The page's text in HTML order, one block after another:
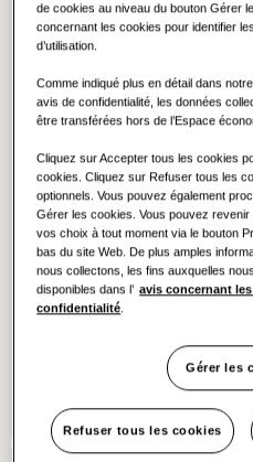
Hôtels
Boutiques
Restaurant
Bureaux
Durabilité
One Samsung
Commandes
Liste
de cookies au niveau du bouton Gérer
concernant les cookies pour identifier
d’utilisation.
Comme indiqué plus en détail dans
avis de confidentialité, les données
être transférées hors de l’Espace
Cliquez sur Accepter tous les cookies
cookies. Cliquez sur Refuser tous les
optionnels. Vous pouvez également
Gérer les cookies. Vous pouvez
vos choix à tout moment via le bouton
bas du site Web. De plus amples
nous collectons, les fins auxquelles
disponibles dans l’ avis concernant
confidentialité.
Gérer les
Refuser tous les cookies